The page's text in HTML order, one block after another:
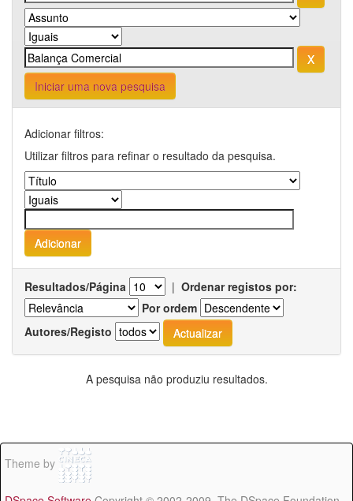
Iniciar uma nova pesquisa
Adicionar filtros:
Utilizar filtros para refinar o resultado da pesquisa.
Resultados/Página | Ordenar registos por:
Por ordem
Autores/Registo
A pesquisa não produziu resultados.
Theme by